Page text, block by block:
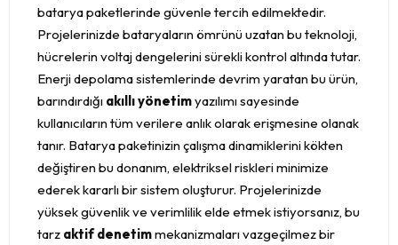
batarya paketlerinde güvenle tercih edilmektedir.
Projelerinizde bataryaların ömrünü uzatan bu teknoloji,
hücrelerin voltaj dengelerini sürekli kontrol altında tutar.
Enerji depolama sistemlerinde devrim yaratan bu ürün,
barındırdığı akıllı yönetimyazılımı sayesinde
kullanıcıların tüm verilere anlık olarak erişmesine olanak
tanır. Batarya paketinizin çalışma dinamiklerini kökten
değiştiren bu donanım, elektriksel riskleri minimize
ederek kararlı bir sistem oluşturur. Projelerinizde
yüksek güvenlik ve verimlilik elde etmek istiyorsanız, bu
tarz aktif denetimmekanizmaları vazgeçilmez bir